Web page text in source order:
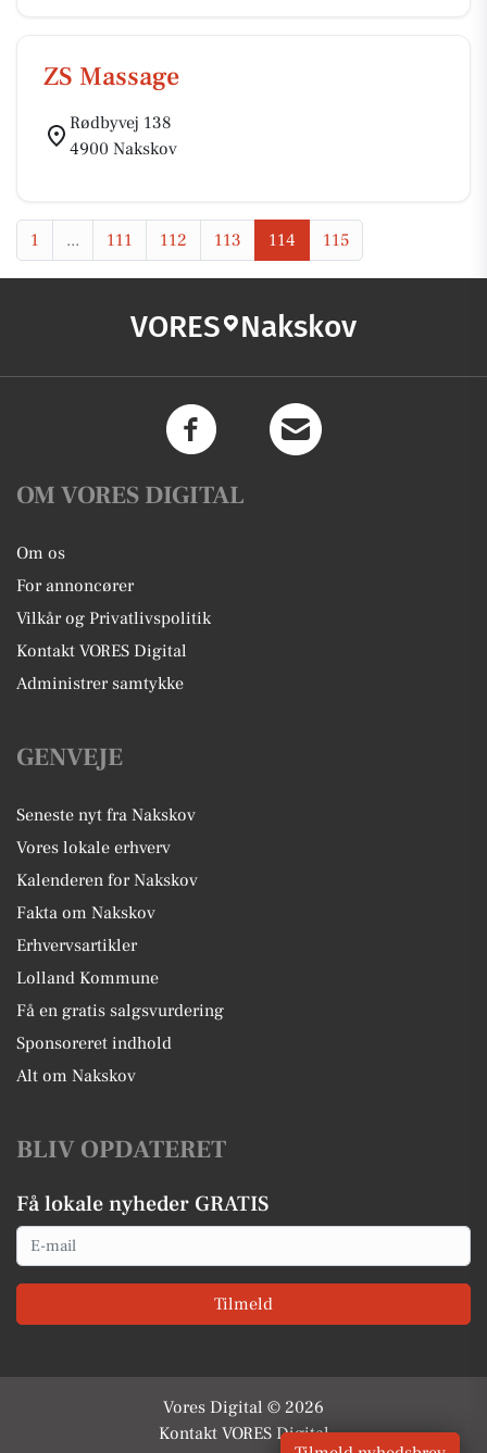
ZS Massage
Rødbyvej 138
4900 Nakskov
1 ... 111 112 113 114 115
VORES Nakskov
OM VORES DIGITAL
Om os
For annoncører
Vilkår og Privatlivspolitik
Kontakt VORES Digital
Administrer samtykke
GENVEJE
Seneste nyt fra Nakskov
Vores lokale erhverv
Kalenderen for Nakskov
Fakta om Nakskov
Erhvervsartikler
Lolland Kommune
Få en gratis salgsvurdering
Sponsoreret indhold
Alt om Nakskov
BLIV OPDATERET
Få lokale nyheder GRATIS
Email
Tilmeld
Vores Digital © 2026
Kontakt VORES Digital